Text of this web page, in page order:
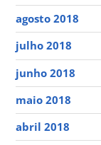
agosto 2018
julho 2018
junho 2018
maio 2018
abril 2018